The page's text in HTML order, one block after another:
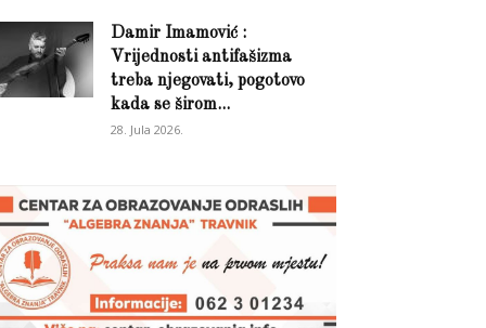
Damir Imamović :
Vrijednosti antifašizma
treba njegovati, pogotovo
kada se širom...
28. Jula 2026.